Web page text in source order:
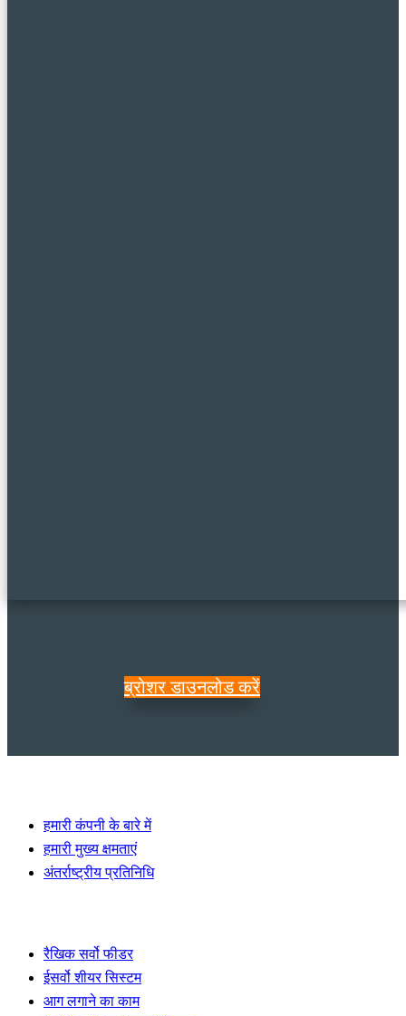
ब्रोशर डाउनलोड करें
हमारी कंपनी के बारे में
हमारी मुख्य क्षमताएं
अंतर्राष्ट्रीय प्रतिनिधि
रैखिक सर्वो फीडर
ईसर्वो शीयर सिस्टम
आग लगाने का काम